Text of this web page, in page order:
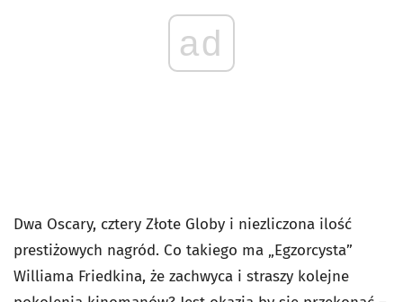
ad
Dwa Oscary, cztery Złote Globy i niezliczona ilość
prestiżowych nagród. Co takiego ma „Egzorcysta”
Williama Friedkina, że zachwyca i straszy kolejne